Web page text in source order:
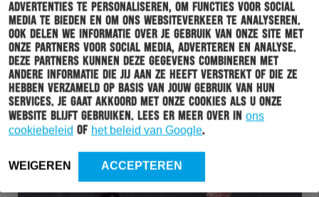
advertenties te personaliseren, om functies voor social
media te bieden en om ons websiteverkeer te analyseren.
Ook delen we informatie over je gebruik van onze site met
onze partners voor social media, adverteren en analyse.
Deze partners kunnen deze gegevens combineren met
andere informatie die jij aan ze heeft verstrekt of die ze
hebben verzameld op basis van jouw gebruik van hun
services. Je gaat akkoord met onze cookies als u onze
website blijft gebruiken. Lees er meer over in ons
cookiebeleid of het beleid van Google.
WEIGEREN ACCEPTEREN
WEDSTRIJD 11-07-2025
RESTERENDE PROGRAMMA VAN DE
VOORBEREIDING OP SEIZOEN 2025-2026